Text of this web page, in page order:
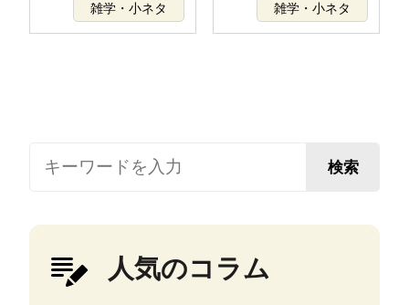
雑学・小ネタ 雑学・小ネタ
検索
人気のコラム